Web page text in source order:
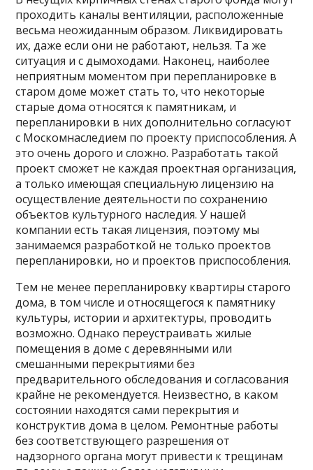
проходить каналы вентиляции, расположенные
весьма неожиданным образом. Ликвидировать
их, даже если они не работают, нельзя. Та же
ситуация и с дымоходами. Наконец, наиболее
неприятным моментом при перепланировке в
старом доме может стать то, что некоторые
старые дома относятся к памятникам, и
перепланировки в них дополнительно согласуют
с Москомнаследием по проекту приспособления. А
это очень дорого и сложно. Разработать такой
проект сможет не каждая проектная организация,
а только имеющая специальную лицензию на
осуществление деятельности по сохранению
объектов культурного наследия. У нашей
компании есть такая лицензия, поэтому мы
занимаемся разработкой не только проектов
перепланировки, но и проектов приспособления.
Тем не менее перепланировку квартиры старого
дома, в том числе и относящегося к памятнику
культуры, истории и архитектуры, проводить
возможно. Однако переустраивать жилые
помещения в доме с деревянными или
смешанными перекрытиями без
предварительного обследования и согласования
крайне не рекомендуется. Неизвестно, в каком
состоянии находятся сами перекрытия и
конструктив дома в целом. Ремонтные работы
без соответствующего разрешения от
надзорного органа могут привести к трещинам